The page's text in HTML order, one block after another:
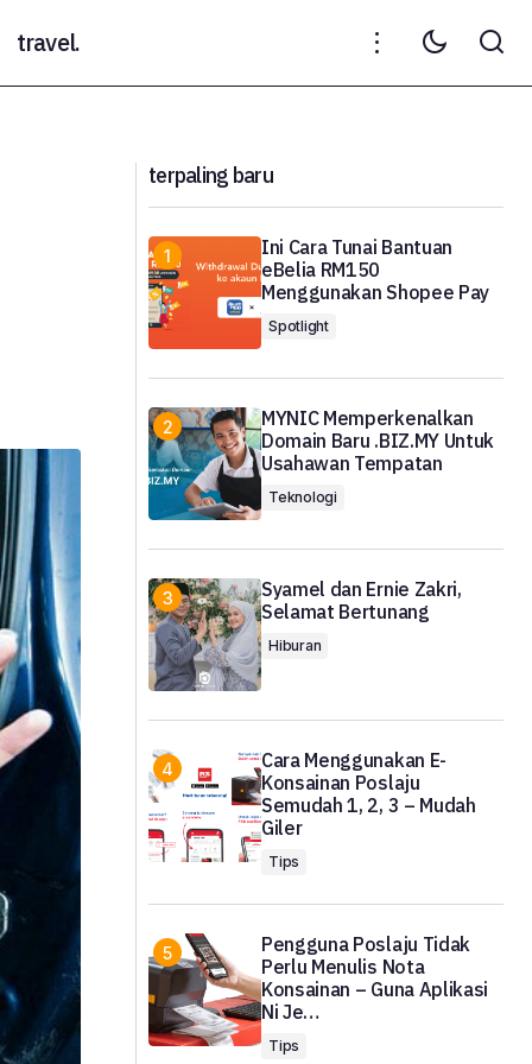
travel.
terpaling baru
Ini Cara Tunai Bantuan
eBelia RM150
Menggunakan Shopee Pay
Spotlight
MYNIC Memperkenalkan
Domain Baru .BIZ.MY Untuk
Usahawan Tempatan
Teknologi
Syamel dan Ernie Zakri,
Selamat Bertunang
Hiburan
Cara Menggunakan E-
Konsainan Poslaju
Semudah 1, 2, 3 – Mudah
Giler
Tips
Pengguna Poslaju Tidak
Perlu Menulis Nota
Konsainan – Guna Aplikasi
Ni Je…
Tips